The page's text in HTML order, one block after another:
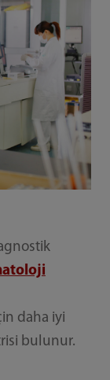
daha iyi
bulunur.